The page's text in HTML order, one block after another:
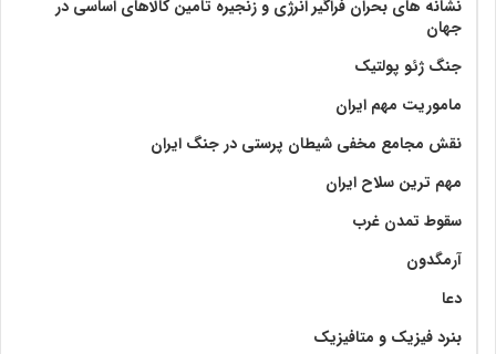
نشانه های بحران فراگیر انرژی و زنجیره تامین کالاهای اساسی در
جهان
جنگ ژئو پولتیک
ماموریت مهم ایران
نقش مجامع مخفی شیطان پرستی در جنگ ایران
مهم ترین سلاح ایران
سقوط تمدن غرب
آرمگدون
دعا
بنرد فیزیک و متافیزیک